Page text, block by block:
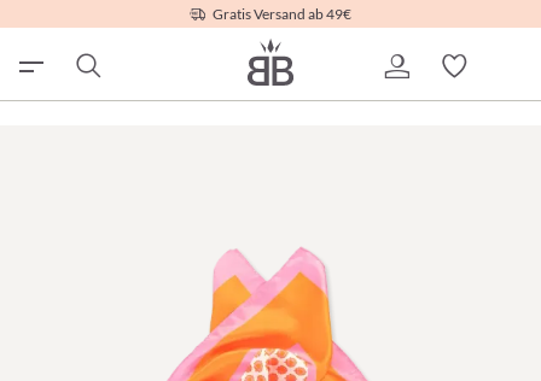
Gratis Versand ab 49€